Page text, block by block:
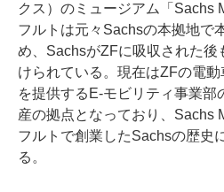
クス）のミュージアム「Sachs
フルトは元々Sachsの本拠地で
め、SachsがZFに吸収された後
けられている。現在はZFの電
を提供するE-モビリティ事業部
産の拠点となっており、Sachs
フルトで創業したSachsの歴史
る。